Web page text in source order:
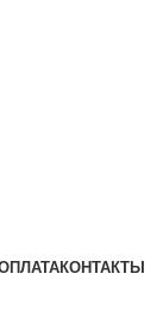
КОНТАКТЫ